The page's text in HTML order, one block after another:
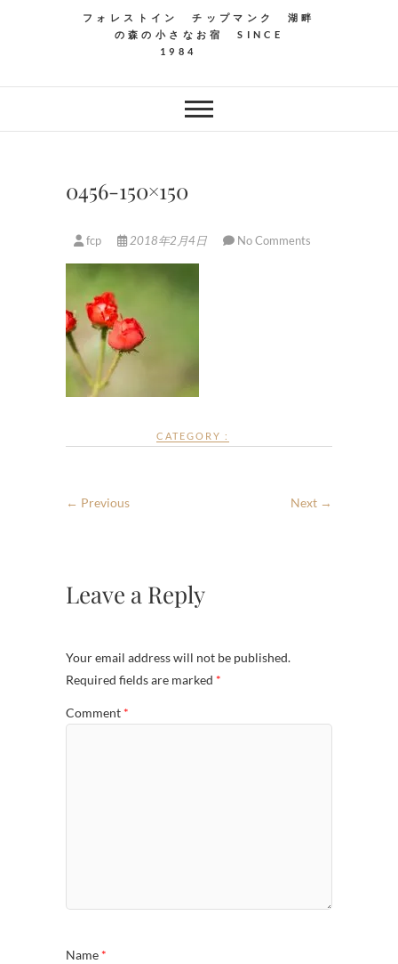
フォレストイン チップマンク 湖畔
の森の小さなお宿 SINCE
1984
0456-150×150
fcp 2018年2月4日 No Comments
CATEGORY :
← Previous Next →
Leave a Reply
Your email address will not be published.
Required fields are marked *
Comment *
Name *